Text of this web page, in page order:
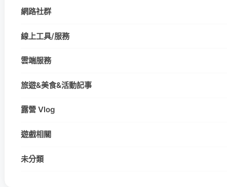
網路社群
線上工具/服務
雲端服務
旅遊&美食&活動記事
露營 Vlog
遊戲相關
未分類